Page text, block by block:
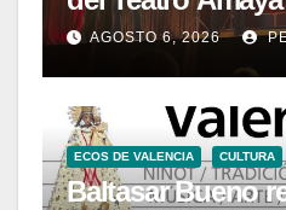
AGOSTO 6, 2026
ECOS DE VALENCIA CULTURA
Baltasar Bueno